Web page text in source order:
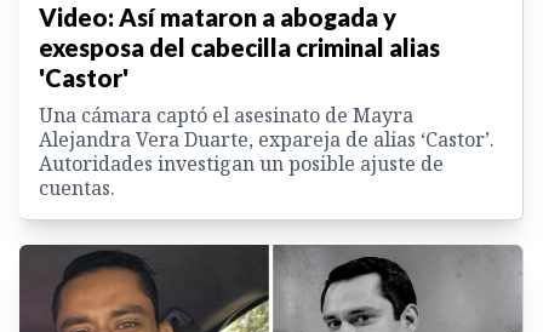
Video: Así mataron a abogada y
exesposa del cabecilla criminal alias
'Castor'
Una cámara captó el asesinato de Mayra
Alejandra Vera Duarte, expareja de alias ‘Castor’.
Autoridades investigan un posible ajuste de
cuentas.